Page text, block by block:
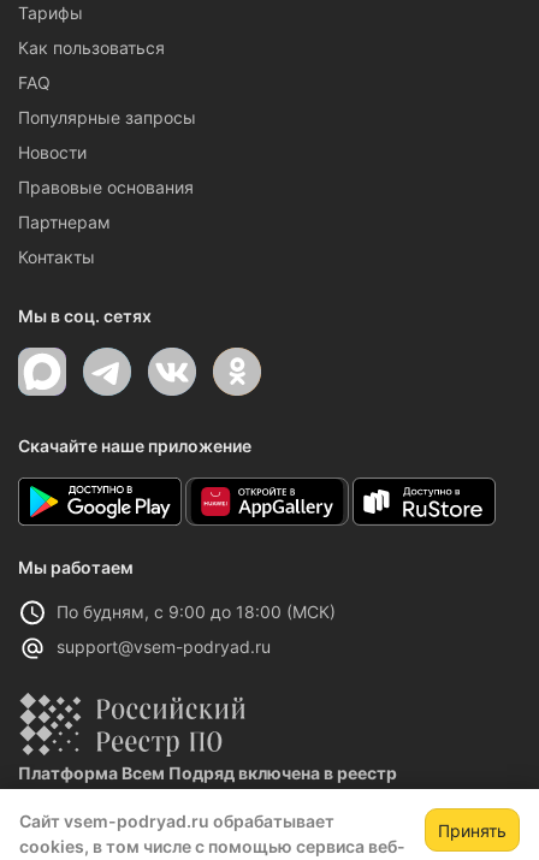
Сайт vsem-podryad.ru обрабатывает
cookies, в том числе с помощью сервиса веб-
Принять
Тарифы
Как пользоваться
FAQ
Популярные запросы
Новости
Правовые основания
Партнерам
Контакты
Мы в соц. сетях
Скачайте наше приложение
Мы работаем
По будням, с 9:00 до 18:00 (МСК)
support@vsem-podryad.ru
Платформа Всем Подряд включена в реестр
Реестровая запись №32021 от 06.02.2026